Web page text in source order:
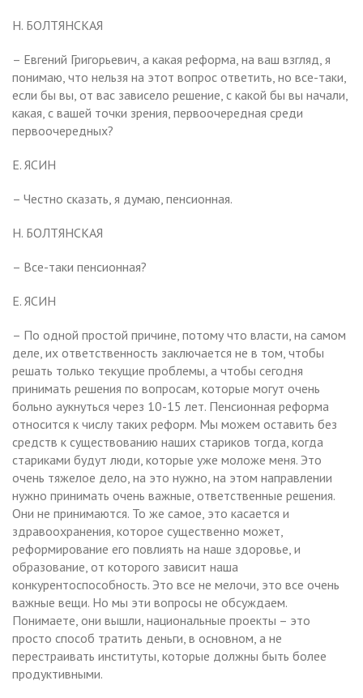
Н. БОЛТЯНСКАЯ
– Евгений Григорьевич, а какая реформа, на ваш взгляд, я
понимаю, что нельзя на этот вопрос ответить, но все-таки,
если бы вы, от вас зависело решение, с какой бы вы начали,
какая, с вашей точки зрения, первоочередная среди
первоочередных?
Е. ЯСИН
– Честно сказать, я думаю, пенсионная.
Н. БОЛТЯНСКАЯ
– Все-таки пенсионная?
Е. ЯСИН
– По одной простой причине, потому что власти, на самом
деле, их ответственность заключается не в том, чтобы
решать только текущие проблемы, а чтобы сегодня
принимать решения по вопросам, которые могут очень
больно аукнуться через 10-15 лет. Пенсионная реформа
относится к числу таких реформ. Мы можем оставить без
средств к существованию наших стариков тогда, когда
стариками будут люди, которые уже моложе меня. Это
очень тяжелое дело, на это нужно, на этом направлении
нужно принимать очень важные, ответственные решения.
Они не принимаются. То же самое, это касается и
здравоохранения, которое существенно может,
реформирование его повлиять на наше здоровье, и
образование, от которого зависит наша
конкурентоспособность. Это все не мелочи, это все очень
важные вещи. Но мы эти вопросы не обсуждаем.
Понимаете, они вышли, национальные проекты – это
просто способ тратить деньги, в основном, а не
перестраивать институты, которые должны быть более
продуктивными.